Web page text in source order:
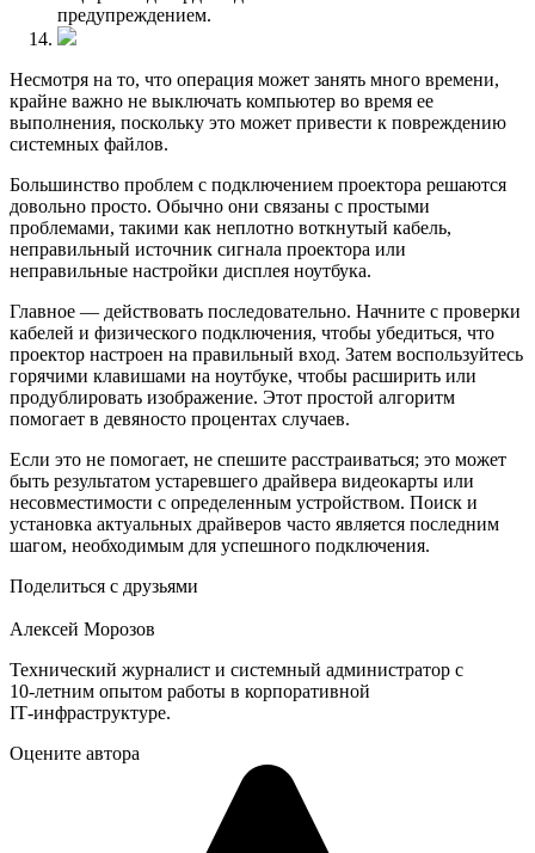
предупреждением.
Несмотря на то, что операция может занять много времени,
крайне важно не выключать компьютер во время ее
выполнения, поскольку это может привести к повреждению
системных файлов.
Большинство проблем с подключением проектора решаются
довольно просто. Обычно они связаны с простыми
проблемами, такими как неплотно воткнутый кабель,
неправильный источник сигнала проектора или
неправильные настройки дисплея ноутбука.
Главное — действовать последовательно. Начните с проверки
кабелей и физического подключения, чтобы убедиться, что
проектор настроен на правильный вход. Затем воспользуйтесь
горячими клавишами на ноутбуке, чтобы расширить или
продублировать изображение. Этот простой алгоритм
помогает в девяносто процентах случаев.
Если это не помогает, не спешите расстраиваться; это может
быть результатом устаревшего драйвера видеокарты или
несовместимости с определенным устройством. Поиск и
установка актуальных драйверов часто является последним
шагом, необходимым для успешного подключения.
Поделиться с друзьями
Алексей Морозов
Технический журналист и системный администратор с
10‑летним опытом работы в корпоративной
IT‑инфраструктуре.
Оцените автора